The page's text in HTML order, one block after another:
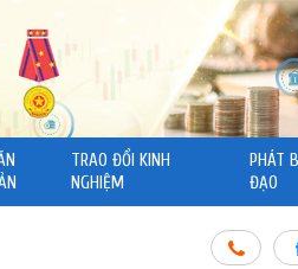
TRAO ĐỔI KINH
NGHIỆM
PHÁT
ĐẠO